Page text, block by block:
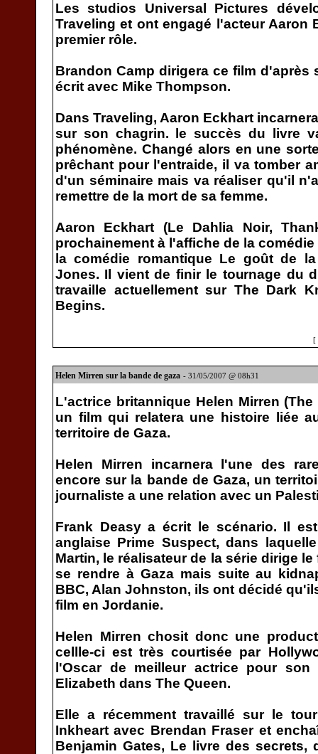
Les studios Universal Pictures
Traveling et ont engagé l'acteur Aaron
premier rôle.
Brandon Camp dirigera ce film
écrit avec Mike Thompson.
Dans Traveling, Aaron Eckhart
sur son chagrin. le succès du livre
phénomène. Changé alors en une
prêchant pour l'entraide, il va tomber
d'un séminaire mais va réaliser qu'il
remettre de la mort de sa femme.
Aaron Eckhart (Le Dahlia Noir,
prochainement à l'affiche de la
la comédie romantique Le goût de
Jones. Il vient de finir le tournage du
travaille actuellement sur The Dark
Begins.
[
Helen Mirren sur la bande de gaza - 31/05/2007 @ 08h31
L'actrice britannique Helen Mirren
un film qui relatera une histoire liée
territoire de Gaza.
Helen Mirren incarnera l'une des
encore sur la bande de Gaza, un
journaliste a une relation avec un
Frank Deasy a écrit le scénario. Il
anglaise Prime Suspect, dans
Martin, le réalisateur de la série dirige
se rendre à Gaza mais suite au
BBC, Alan Johnston, ils ont décidé
film en Jordanie.
Helen Mirren chosit donc une
cellle-ci est très courtisée par
l'Oscar de meilleur actrice pour
Elizabeth dans The Queen.
Elle a récemment travaillé sur le
Inkheart avec Brendan Fraser et
Benjamin Gates, Le livre des secrets,